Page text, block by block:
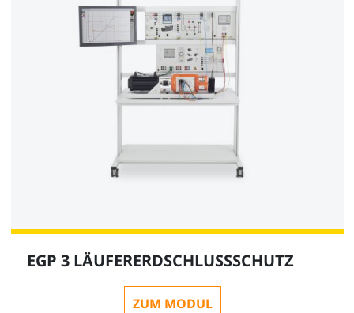
EGP 3 LÄUFERERDSCHLUSSSCHUTZ
ZUM MODUL